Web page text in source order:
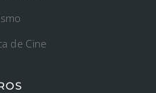
de Cine